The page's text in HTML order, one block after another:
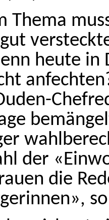
Thema
heute in
der
die